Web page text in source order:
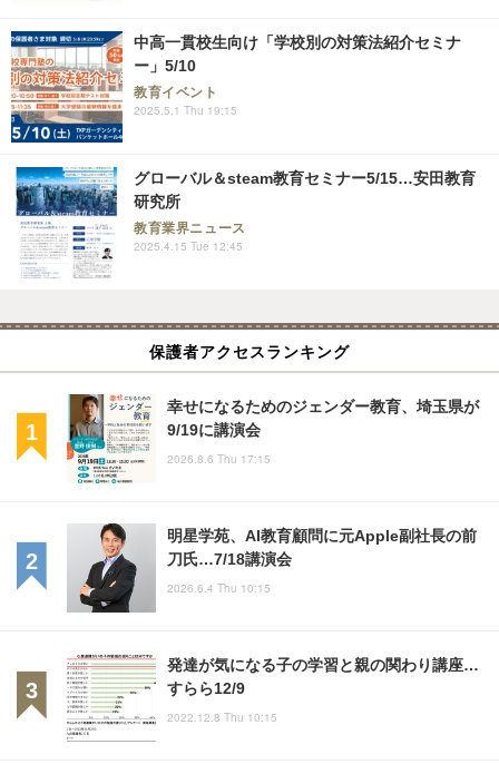
中高一貫校生向け「学校別の対策法紹介セミナ
ー」5/10
教育イベント
2025.5.1 Thu 19:15
グローバル＆steam教育セミナー5/15…安田教育
研究所
教育業界ニュース
2025.4.15 Tue 12:45
保護者アクセスランキング
幸せになるためのジェンダー教育、埼玉県が
9/19に講演会
2026.8.6 Thu 17:15
明星学苑、AI教育顧問に元Apple副社長の前
刀氏…7/18講演会
2026.6.4 Thu 10:15
発達が気になる子の学習と親の関わり講座…
すらら12/9
2022.12.8 Thu 10:15